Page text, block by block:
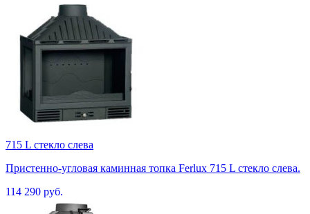
715 L стекло слева
Пристенно-угловая каминная топка Ferlux 715 L стекло слева.
114 290 руб.